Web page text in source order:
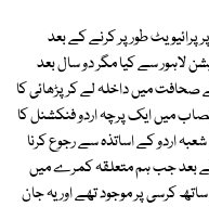
پرائیویٹ طور پر کرنے کے بعد
لاہور سے کیا مگر دو سال بعد
صحافت میں داخلہ لے کر پڑھائی کا
میں ایک پرچہ اردو فنکشنل کا
اردو کے اساتذہ سے رجوع کرنا
بعد جب ہم متعلقہ کمرے میں
کرسی پر موجود تھے اور یہ جان